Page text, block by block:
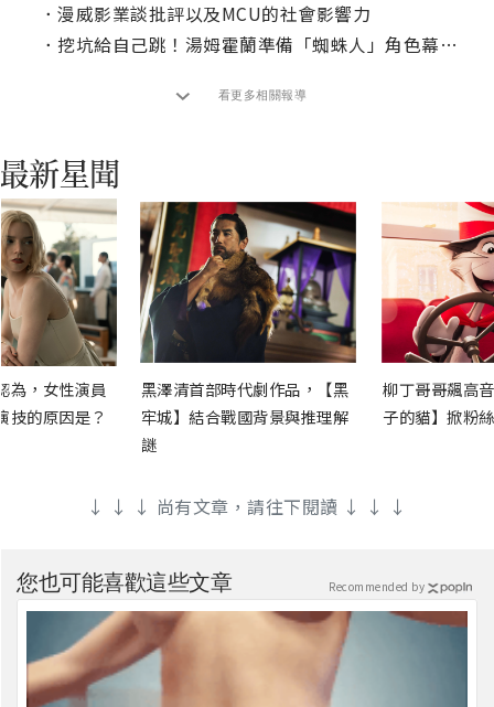
． 漫威影業談批評以及MCU的社會影響力
． 挖坑給自己跳！湯姆霍蘭準備「蜘蛛人」角色幕後真相
看更多相關報導
為，女性演員
技的原因是？
黑澤清首部時代劇作品，【黑
牢城】結合戰國背景與推理解
謎
柳丁哥哥飆高
子的貓】掀粉
↓ ↓ ↓ 尚有文章，請往下閱讀 ↓ ↓ ↓
您也可能喜歡這些文章 Recommended by